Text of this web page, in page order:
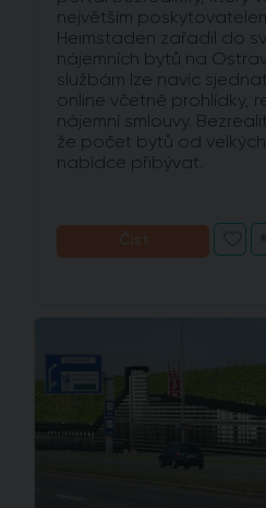
největším
Heimstaden zařadil do
nájemních bytů na
službám lze navíc
online včetně prohlídky,
nájemní smlouvy.
že počet bytů od
nabídce přibývat.
Číst